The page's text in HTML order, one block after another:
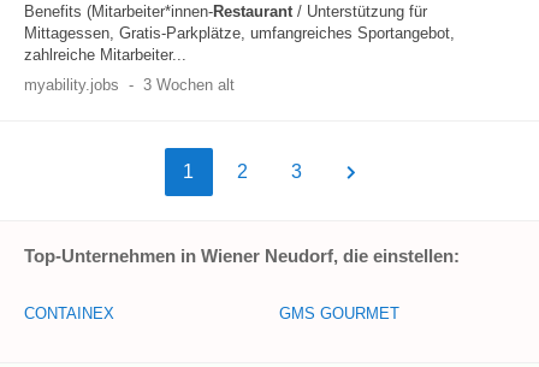
Benefits (Mitarbeiter*innen-Restaurant/ Unterstützung für
Mittagessen, Gratis-Parkplätze, umfangreiches Sportangebot,
zahlreiche Mitarbeiter...
myability.jobs - 3 Wochen alt
1 2 3
Top-Unternehmen in Wiener Neudorf, die einstellen:
CONTAINEX GMS GOURMET